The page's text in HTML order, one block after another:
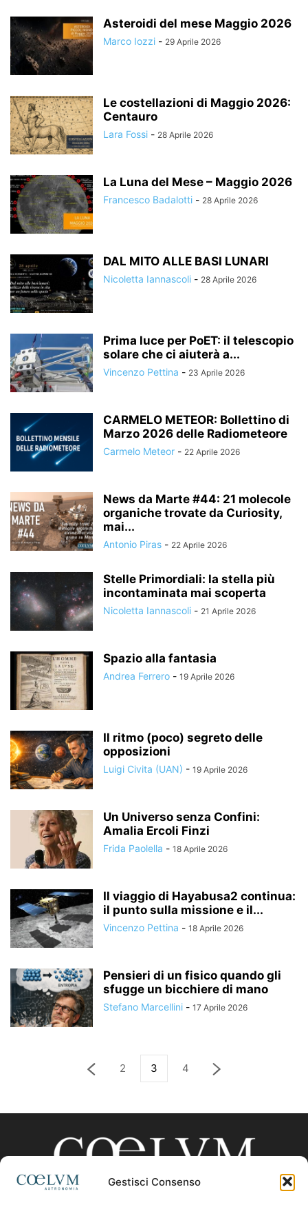
Gestisci Consenso
Asteroidi del mese Maggio 2026
Marco Iozzi - 29 Aprile 2026
Le costellazioni di Maggio 2026:
Centauro
Lara Fossi - 28 Aprile 2026
La Luna del Mese – Maggio 2026
Francesco Badalotti - 28 Aprile 2026
DAL MITO ALLE BASI LUNARI
Nicoletta Iannascoli - 28 Aprile 2026
Prima luce per PoET: il telescopio
solare che ci aiuterà a...
Vincenzo Pettina - 23 Aprile 2026
CARMELO METEOR: Bollettino di
Marzo 2026 delle Radiometeore
Carmelo Meteor - 22 Aprile 2026
News da Marte #44: 21 molecole
organiche trovate da Curiosity,
mai...
Antonio Piras - 22 Aprile 2026
Stelle Primordiali: la stella più
incontaminata mai scoperta
Nicoletta Iannascoli - 21 Aprile 2026
Spazio alla fantasia
Andrea Ferrero - 19 Aprile 2026
Il ritmo (poco) segreto delle
opposizioni
Luigi Civita (UAN) - 19 Aprile 2026
Un Universo senza Confini:
Amalia Ercoli Finzi
Frida Paolella - 18 Aprile 2026
Il viaggio di Hayabusa2 continua:
il punto sulla missione e il...
Vincenzo Pettina - 18 Aprile 2026
Pensieri di un fisico quando gli
sfugge un bicchiere di mano
Stefano Marcellini - 17 Aprile 2026
2 3 4